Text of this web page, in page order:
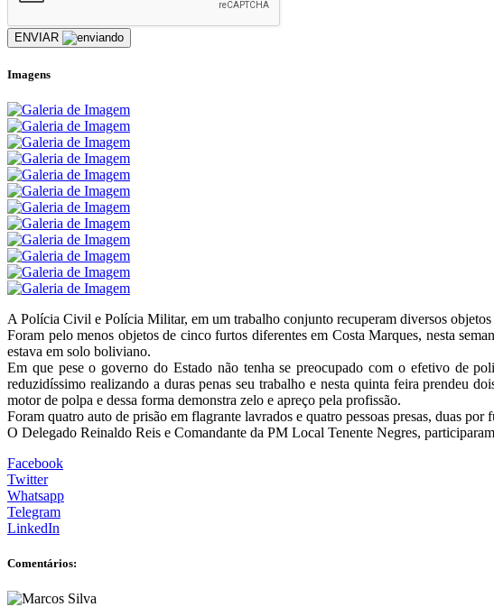
ENVIAR
Imagens
A Polícia Civil e Polícia Militar, em um trabalho conjunto recuperam diversos
Foram pelo menos objetos de cinco furtos diferentes em Costa Marques, nesta
estava em solo boliviano.
Em que pese o governo do Estado não tenha se preocupado com o efetivo de
reduzidíssimo realizando a duras penas seu trabalho e nesta quinta feira prendeu
motor de polpa e dessa forma demonstra zelo e apreço pela profissão.
Foram quatro auto de prisão em flagrante lavrados e quatro pessoas presas, duas por
O Delegado Reinaldo Reis e Comandante da PM Local Tenente Negres,
Facebook
Twitter
Whatsapp
Telegram
LinkedIn
Comentários: